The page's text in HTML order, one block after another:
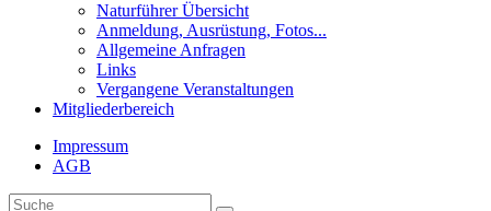
Naturführer Übersicht
Anmeldung, Ausrüstung, Fotos...
Allgemeine Anfragen
Links
Vergangene Veranstaltungen
Mitgliederbereich
Impressum
AGB